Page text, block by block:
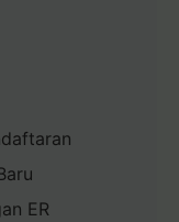
ER